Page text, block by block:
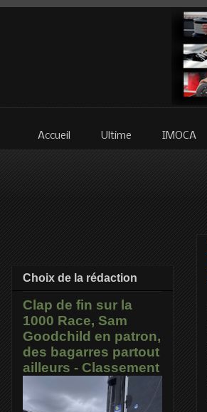
Accueil Ultime IMOCA
Choix de la rédaction
Clap de fin sur la
1000 Race, Sam
Goodchild en patron,
des bagarres partout
ailleurs - Classement